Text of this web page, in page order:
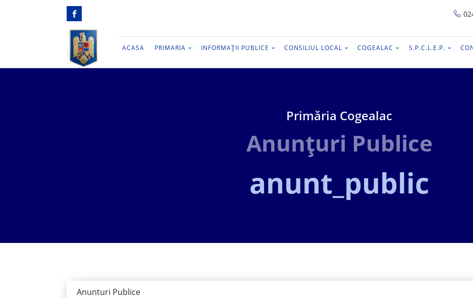
ACASA PRIMARIA INFORMAȚII PUBLICE CONSILIUL LOCAL COGEALAC S.P.C.L.E.P.
Primăria Cogealac
Anunțuri Publice
anunt_public
Anunturi Publice